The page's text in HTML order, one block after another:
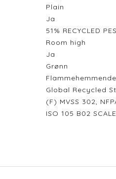
Plain
Ja
51% RECYCLED
Room high
Ja
Grønn
Global Recycled
(F) MVSS 302,
ISO 105 B02